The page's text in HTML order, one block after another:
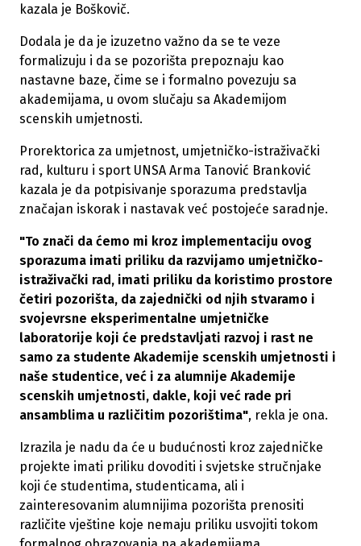
kazala je Boškovič.
Dodala je da je izuzetno važno da se te veze
formalizuju i da se pozorišta prepoznaju kao
nastavne baze, čime se i formalno povezuju sa
akademijama, u ovom slučaju sa Akademijom
scenskih umjetnosti.
Prorektorica za umjetnost, umjetničko-istraživački
rad, kulturu i sport UNSA Arma Tanović Branković
kazala je da potpisivanje sporazuma predstavlja
značajan iskorak i nastavak već postojeće saradnje.
"To znači da ćemo mi kroz implementaciju ovog
sporazuma imati priliku da razvijamo umjetničko-
istraživački rad, imati priliku da koristimo prostore
četiri pozorišta, da zajednički od njih stvaramo i
svojevrsne eksperimentalne umjetničke
laboratorije koji će predstavljati razvoj i rast ne
samo za studente Akademije scenskih umjetnosti i
naše studentice, već i za alumnije Akademije
scenskih umjetnosti, dakle, koji već rade pri
ansamblima u različitim pozorištima", rekla je ona.
Izrazila je nadu da će u budućnosti kroz zajedničke
projekte imati priliku dovoditi i svjetske stručnjake
koji će studentima, studenticama, ali i
zainteresovanim alumnijima pozorišta prenositi
različite vještine koje nemaju priliku usvojiti tokom